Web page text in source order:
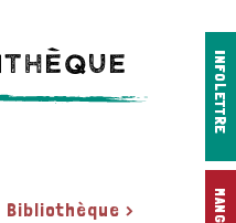
INFOLETTRE
Bibliothèque >